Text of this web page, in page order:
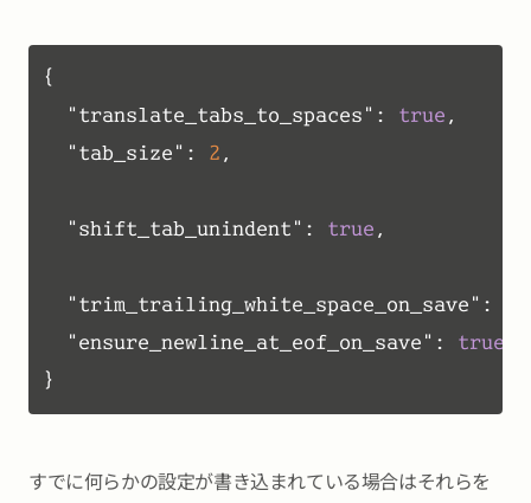
{
"translate_tabs_to_spaces" : true ,
"tab_size" : 2 ,
"shift_tab_unindent" : true ,
"trim_trailing_white_space_on_save" :
"ensure_newline_at_eof_on_save" :
true
}
すでに何らかの設定が書き込まれている場合はそれらを